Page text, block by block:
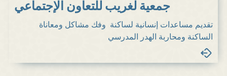
جمعية لغريب للتعاون الإجتماعي
تقديم مساعدات إنسانية لساكنة وفك مشاكل ومعاناة
الساكنة ومحاربة الهدر المدرسي